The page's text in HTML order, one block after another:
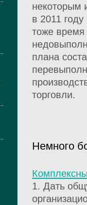
некоторым
в 2011
тоже
плана
торговли.
Немного
1. Дать